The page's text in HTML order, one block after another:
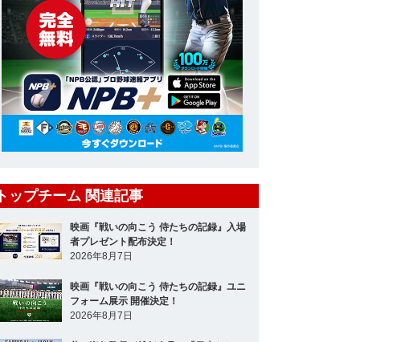
トップチーム 関連記事
映画『戦いの向こう 侍たちの記録』入場
者プレゼント配布決定！
2026年8月7日
映画『戦いの向こう 侍たちの記録』ユニ
フォーム展示 開催決定！
2026年8月7日